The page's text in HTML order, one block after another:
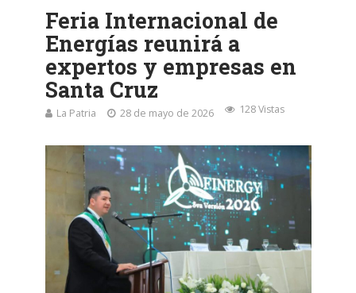
Feria Internacional de
Energías reunirá a
expertos y empresas en
Santa Cruz
La Patria 28 de mayo de 2026 128 Vistas